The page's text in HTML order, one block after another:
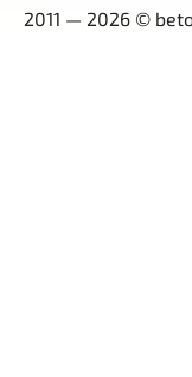
2011 — 2026 ©